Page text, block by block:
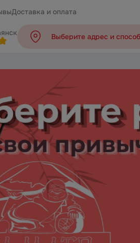
Доставка и оплата
Выберите адрес и